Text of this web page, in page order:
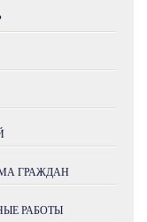
ГРАЖДАН
РАБОТЫ